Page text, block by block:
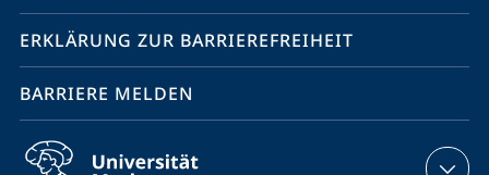
ERKLÄRUNG ZUR BARRIEREFREIHEIT
BARRIERE MELDEN